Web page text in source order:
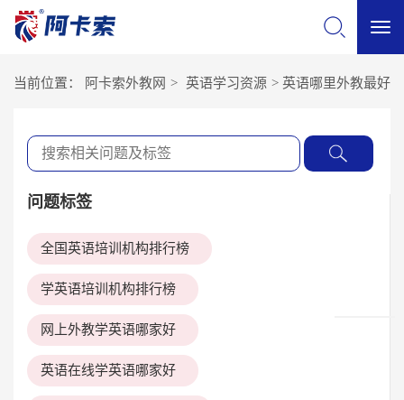
当前位置： 阿卡索外教网 > 英语学习资源 > 英语哪里外教最好
问题标签
全国英语培训机构排行榜
学英语培训机构排行榜
网上外教学英语哪家好
英语在线学英语哪家好